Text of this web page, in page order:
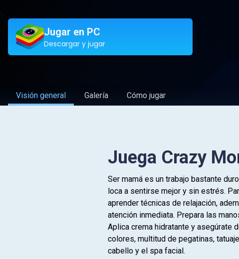
Jugar en PC
Descargar y jugar
Visión general Galería Cómo jugar
Juega Crazy
Ser mamá es un trabajo bastante
loca a sentirse mejor y sin estrés.
aprender técnicas de relajación,
atención inmediata. Prepara las
Aplica crema hidratante y asegúrate
colores, multitud de pegatinas,
cabello y el spa facial.